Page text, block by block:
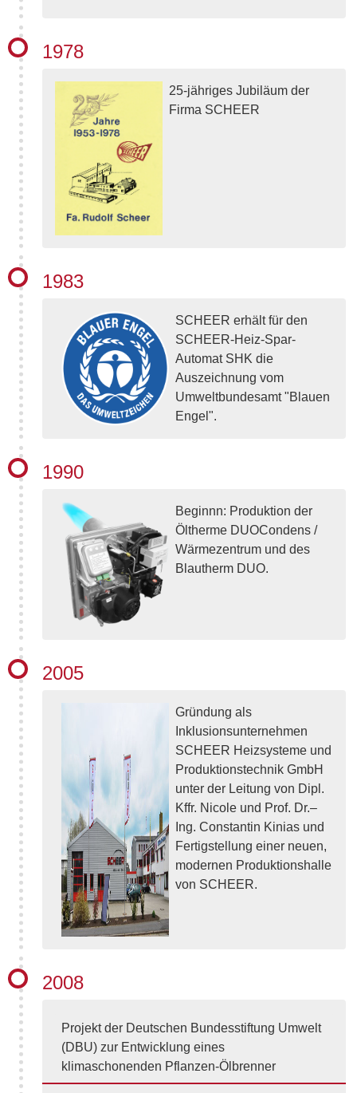
1978
25-jähriges Jubiläum der
Firma SCHEER
1983
SCHEER erhält für den
SCHEER-Heiz-Spar-
Automat SHK die
Auszeichnung vom
Umweltbundesamt "Blauen
Engel".
1990
Beginnn: Produktion der
Öltherme DUOCondens /
Wärmezentrum und des
Blautherm DUO.
2005
Gründung als
Inklusionsunternehmen
SCHEER Heizsysteme und
Produktionstechnik GmbH
unter der Leitung von Dipl.
Kffr. Nicole und Prof. Dr.–
Ing. Constantin Kinias und
Fertigstellung einer neuen,
modernen Produktionshalle
von SCHEER.
2008
Projekt der Deutschen Bundesstiftung Umwelt
(DBU) zur Entwicklung eines
klimaschonenden Pflanzen-Ölbrenner